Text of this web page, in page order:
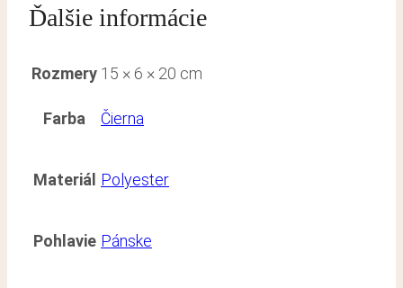
Ďalšie informácie
Rozmery 15 × 6 × 20 cm
Farba Čierna
Materiál Polyester
Pohlavie Pánske